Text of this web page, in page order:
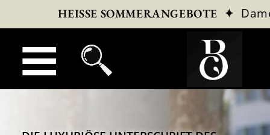
HEISSE SOMMERANGEBOTE ✦